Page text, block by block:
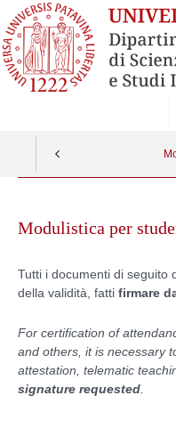
contentModulistica per
Tutti i documenti di seguito
della validità, fatti firmare
For certification of
and others, it is necessary
attestation, telematic
signature requested